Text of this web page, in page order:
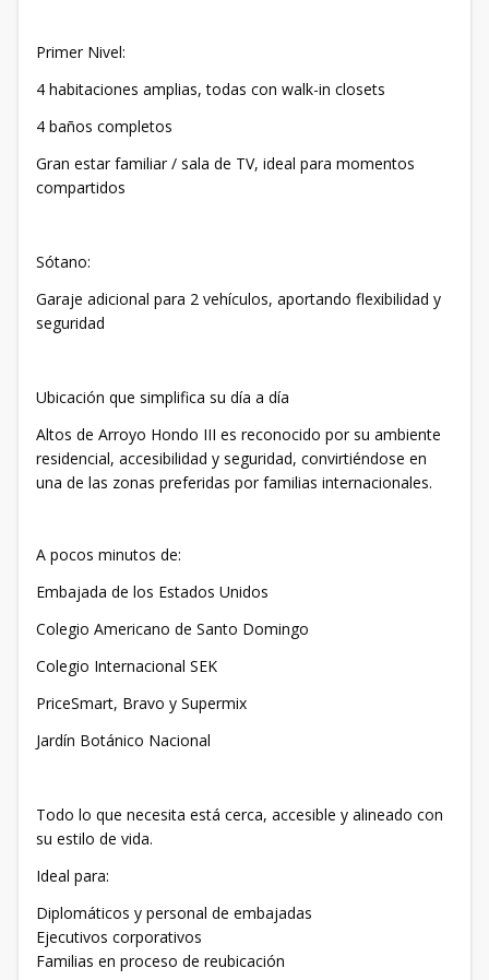
Primer Nivel:
4 habitaciones amplias, todas con walk-in closets
4 baños completos
Gran estar familiar / sala de TV, ideal para momentos
compartidos
Sótano:
Garaje adicional para 2 vehículos, aportando flexibilidad y
seguridad
Ubicación que simplifica su día a día
Altos de Arroyo Hondo III es reconocido por su ambiente
residencial, accesibilidad y seguridad, convirtiéndose en
una de las zonas preferidas por familias internacionales.
A pocos minutos de:
Embajada de los Estados Unidos
Colegio Americano de Santo Domingo
Colegio Internacional SEK
PriceSmart, Bravo y Supermix
Jardín Botánico Nacional
Todo lo que necesita está cerca, accesible y alineado con
su estilo de vida.
Ideal para:
Diplomáticos y personal de embajadas
Ejecutivos corporativos
Familias en proceso de reubicación